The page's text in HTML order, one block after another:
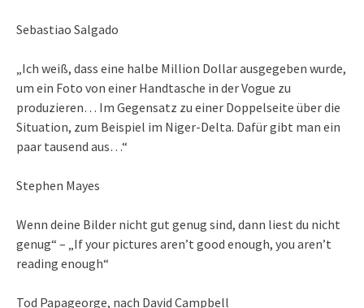
Sebastiao Salgado
„Ich weiß, dass eine halbe Million Dollar ausgegeben wurde,
um ein Foto von einer Handtasche in der Vogue zu
produzieren… Im Gegensatz zu einer Doppelseite über die
Situation, zum Beispiel im Niger-Delta. Dafür gibt man ein
paar tausend aus…“
Stephen Mayes
Wenn deine Bilder nicht gut genug sind, dann liest du nicht
genug“ – „If your pictures aren’t good enough, you aren’t
reading enough“
Tod Papageorge, nach David Campbell